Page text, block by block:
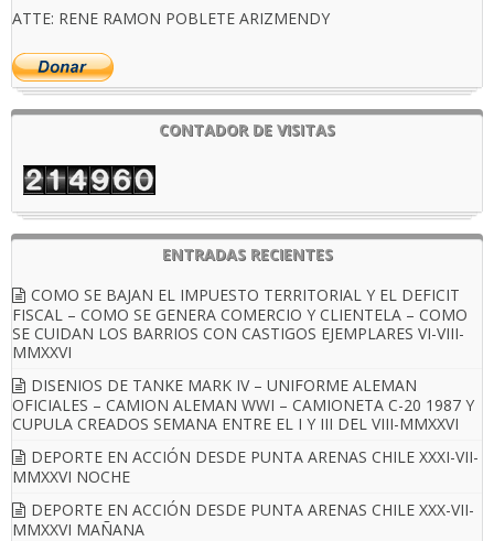
ATTE: RENE RAMON POBLETE ARIZMENDY
CONTADOR DE VISITAS
ENTRADAS RECIENTES
COMO SE BAJAN EL IMPUESTO TERRITORIAL Y EL DEFICIT
FISCAL – COMO SE GENERA COMERCIO Y CLIENTELA – COMO
SE CUIDAN LOS BARRIOS CON CASTIGOS EJEMPLARES VI-VIII-
MMXXVI
DISENIOS DE TANKE MARK IV – UNIFORME ALEMAN
OFICIALES – CAMION ALEMAN WWI – CAMIONETA C-20 1987 Y
CUPULA CREADOS SEMANA ENTRE EL I Y III DEL VIII-MMXXVI
DEPORTE EN ACCIÓN DESDE PUNTA ARENAS CHILE XXXI-VII-
MMXXVI NOCHE
DEPORTE EN ACCIÓN DESDE PUNTA ARENAS CHILE XXX-VII-
MMXXVI MAÑANA